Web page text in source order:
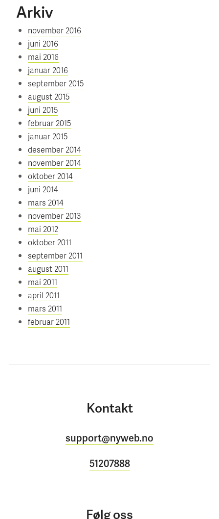
Arkiv
november 2016
juni 2016
mai 2016
januar 2016
september 2015
august 2015
juni 2015
februar 2015
januar 2015
desember 2014
november 2014
oktober 2014
juni 2014
mars 2014
november 2013
mai 2012
oktober 2011
september 2011
august 2011
mai 2011
april 2011
mars 2011
februar 2011
Kontakt
support@nyweb.no
51207888
Følg oss